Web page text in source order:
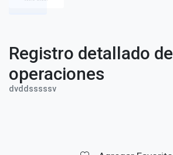
Registro detallado de
operaciones
dvddsssssv